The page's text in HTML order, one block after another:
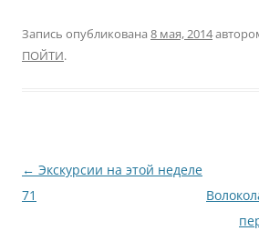
Запись опубликована 8 мая, 2014
ПОЙТИ.
Навигация
по
← Экскурсии на этой неделе
71